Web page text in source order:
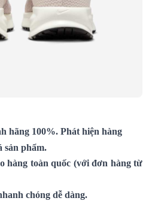
hãng 100%. Phát hiện hàng
sản phẩm.
hàng toàn quốc (với đơn hàng từ
chóng dễ dàng.